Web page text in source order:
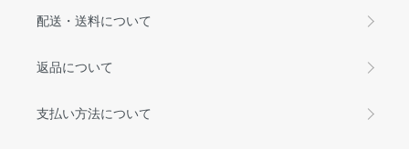
配送・送料について
返品について
支払い方法について